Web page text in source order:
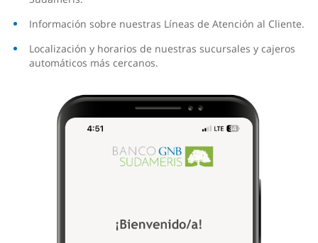
Información sobre nuestras Líneas de Atención al Cliente.
Localización y horarios de nuestras sucursales y cajeros
automáticos más cercanos.